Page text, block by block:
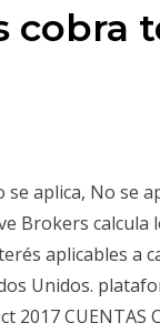
cobra
se aplica, No se
Brokers calcula
aplicables a
Unidos.
CUENTAS